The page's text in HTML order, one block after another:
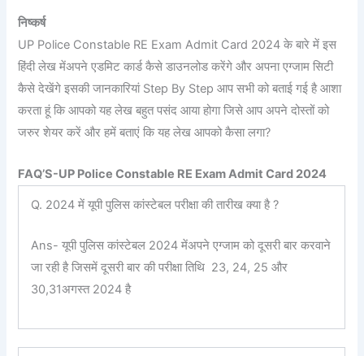
निष्कर्ष
UP Police Constable RE Exam Admit Card 2024 के बारे में इस
हिंदी लेख मेंअपने एडमिट कार्ड कैसे डाउनलोड करेंगे और अपना एग्जाम सिटी
कैसे देखेंगे इसकी जानकारियां Step By Step आप सभी को बताई गई है आशा
करता हूं कि आपको यह लेख बहुत पसंद आया होगा जिसे आप अपने दोस्तों को
जरुर शेयर करें और हमें बताएं कि यह लेख आपको कैसा लगा?
FAQ’S-UP Police Constable RE Exam Admit Card 2024
Q. 2024 में यूपी पुलिस कांस्टेबल परीक्षा की तारीख क्या है ?
Ans- यूपी पुलिस कांस्टेबल 2024 मेंअपने एग्जाम को दूसरी बार करवाने
जा रही है जिसमें दूसरी बार की परीक्षा तिथि 23, 24, 25 और
30,31अगस्त 2024 है